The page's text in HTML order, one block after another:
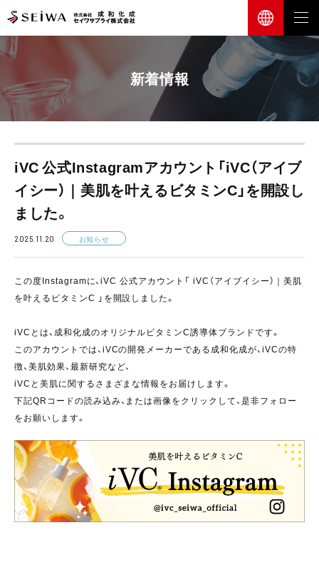
新着情報
iVC 公式Instagramアカウント「iVC（アイブ
イシー）｜美肌を叶えるビタミンC」を開設し
ました。
2025.11.20 お知らせ
この度Instagramに、iVC 公式アカウント「 iVC（アイブイシー）｜美肌
を叶えるビタミンC 」を開設しました。
iVCとは、成和化成のオリジナルビタミンC誘導体ブランドです。
このアカウントでは、iVCの開発メーカーである成和化成が、iVCの特
徴、美肌効果、最新研究など、
iVCと美肌に関するさまざまな情報をお届けします。
下記QRコードの読み込み、または画像をクリックして、是非フォロー
をお願いします。